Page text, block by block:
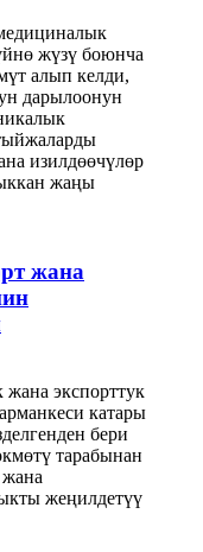
жүзү боюнча
алып келди,
дарылоонун
изилдөөчүлөр
жаңы
жана
экспорттук
катары
бери
тарабынан
жеңилдетүү